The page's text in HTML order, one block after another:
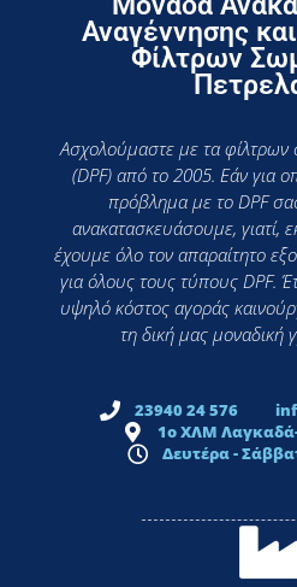
Αναγέννησης
Φίλτρων
Ασχολούμαστε με τα φίλτρων
(DPF) από το 2005. Εάν για
πρόβλημα με το DPF
ανακατασκευάσουμε, γιατί,
έχουμε όλο τον απαραίτητο
για όλους τους τύπους DPF.
υψηλό κόστος αγοράς
τη δική μας μοναδική
23940 24 576
1ο ΧΛΜ
Δευτέρα -